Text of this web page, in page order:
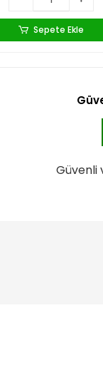
Sepete Ekle
Güvenli